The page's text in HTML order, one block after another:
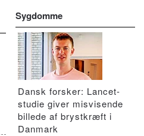
Sygdomme
Dansk forsker: Lancet-
studie giver misvisende
billede af brystkræft i
Danmark